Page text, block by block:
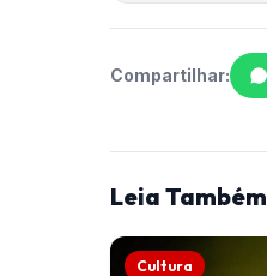
Compartilhar:
Leia Também
Cultura